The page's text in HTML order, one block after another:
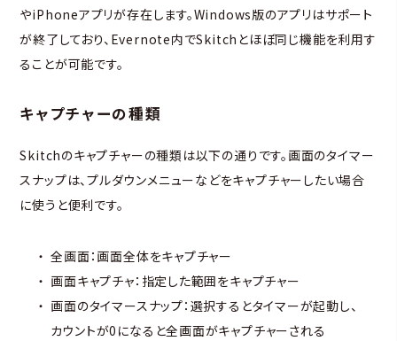
やiPhoneアプリが存在します。Windows版のアプリはサポート
が終了しており、Evernote内でSkitchとほぼ同じ機能を利用す
ることが可能です。
キャプチャーの種類
Skitchのキャプチャーの種類は以下の通りです。画面のタイマー
スナップは、プルダウンメニューなどをキャプチャーしたい場合
に使うと便利です。
全画面：画面全体をキャプチャー
画面キャプチャ：指定した範囲をキャプチャー
画面のタイマースナップ：選択するとタイマーが起動し、
カウントが0になると全画面がキャプチャーされる